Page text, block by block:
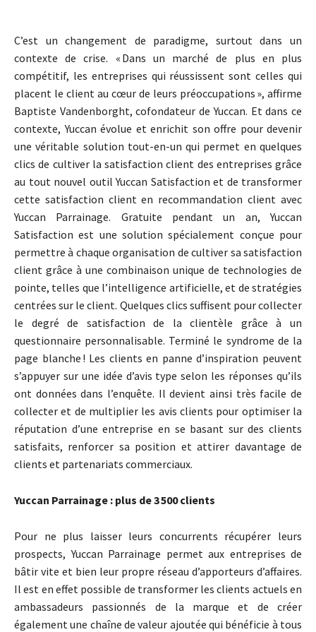
C’est un changement de paradigme, surtout dans un
contexte de crise. « Dans un marché de plus en plus
compétitif, les entreprises qui réussissent sont celles qui
placent le client au cœur de leurs préoccupations », affirme
Baptiste Vandenborght, cofondateur de Yuccan. Et dans ce
contexte, Yuccan évolue et enrichit son offre pour devenir
une véritable solution tout-en-un qui permet en quelques
clics de cultiver la satisfaction client des entreprises grâce
au tout nouvel outil Yuccan Satisfaction et de transformer
cette satisfaction client en recommandation client avec
Yuccan Parrainage. Gratuite pendant un an, Yuccan
Satisfaction est une solution spécialement conçue pour
permettre à chaque organisation de cultiver sa satisfaction
client grâce à une combinaison unique de technologies de
pointe, telles que l’intelligence artificielle, et de stratégies
centrées sur le client. Quelques clics suffisent pour collecter
le degré de satisfaction de la clientèle grâce à un
questionnaire personnalisable. Terminé le syndrome de la
page blanche ! Les clients en panne d’inspiration peuvent
s’appuyer sur une idée d’avis type selon les réponses qu’ils
ont données dans l’enquête. Il devient ainsi très facile de
collecter et de multiplier les avis clients pour optimiser la
réputation d’une entreprise en se basant sur des clients
satisfaits, renforcer sa position et attirer davantage de
clients et partenariats commerciaux.
Yuccan Parrainage : plus de 3 500 clients
Pour ne plus laisser leurs concurrents récupérer leurs
prospects, Yuccan Parrainage permet aux entreprises de
bâtir vite et bien leur propre réseau d’apporteurs d’affaires.
Il est en effet possible de transformer les clients actuels en
ambassadeurs passionnés de la marque et de créer
également une chaîne de valeur ajoutée qui bénéficie à tous